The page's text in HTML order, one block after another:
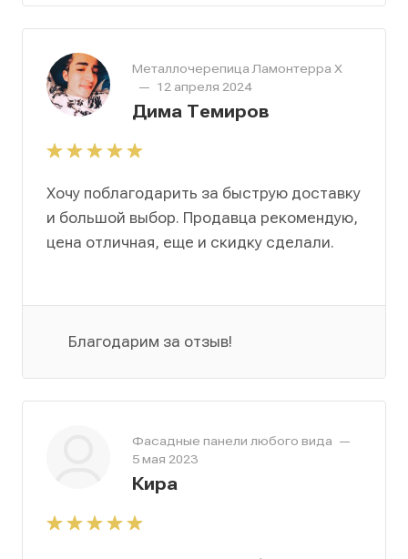
Металлочерепица Ламонтерра Х
— 12 апреля 2024
Дима Темиров
Хочу поблагодарить за быструю доставку
и большой выбор. Продавца рекомендую,
цена отличная, еще и скидку сделали.
Благодарим за отзыв!
Фасадные панели любого вида —
5 мая 2023
Кира